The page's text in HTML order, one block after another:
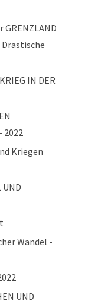
GRENZLAND
IN DER
2022
Kriegen
UND
Wandel -
UND